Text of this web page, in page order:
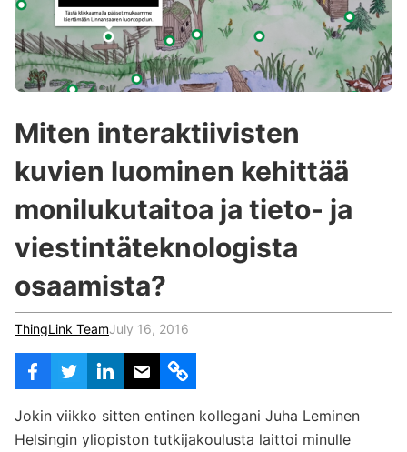
Teachers & Schools
Higher Education
Certified Trainers Program
c
f
o
:
Miten interaktiivisten
kuvien luominen kehittää
monilukutaitoa ja tieto- ja
viestintäteknologista
osaamista?
ThingLink TeamJuly 16, 2016
Jokin viikko sitten entinen kollegani Juha Leminen
Helsingin yliopiston tutkijakoulusta laittoi minulle